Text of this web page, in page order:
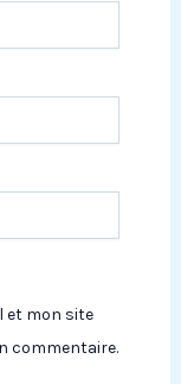
et mon site
commentaire.